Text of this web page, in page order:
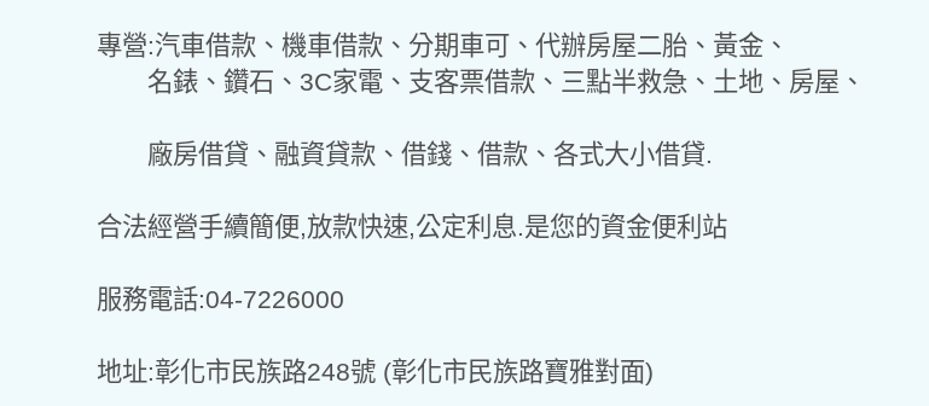
專營:汽車借款、機車借款、分期車可、代辦房屋二胎、黃金、
名錶、鑽石、3C家電、支客票借款、三點半救急、土地、房屋、
廠房借貸、融資貸款、借錢、借款、各式大小借貸.
合法經營手續簡便,放款快速,公定利息.是您的資金便利站
服務電話:04-7226000
地址:彰化市民族路248號 (彰化市民族路寶雅對面)